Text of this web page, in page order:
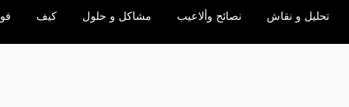
تحليل و نقاش نصائح وألاعيب مشاكل و حلول كيف